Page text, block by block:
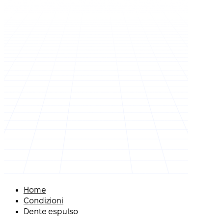
Home
Condizioni
Dente espulso